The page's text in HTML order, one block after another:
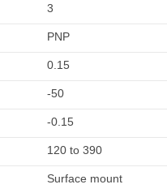
3
PNP
0.15
-50
-0.15
120 to 390
Surface mount